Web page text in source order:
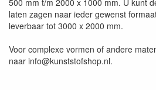
500 mm t/m 2000 x 1000 mm. U kunt
laten zagen naar ieder gewenst
leverbaar tot 3000 x 2000 mm.
Voor complexe vormen of andere
naar info@kunststofshop.nl.